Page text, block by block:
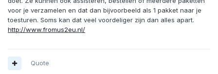
voor je verzamelen en dat dan bijvoorbeeld als 1 pakket naar je
toesturen. Soms kan dat veel voordeliger zijn dan alles apart.
http://www.fromus2eu.nl/
Quote